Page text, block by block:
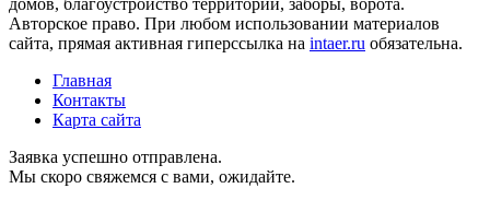
Авторское право. При любом использовании материалов
сайта, прямая активная гиперссылка на intaer.ru обязательна.
Главная
Контакты
Карта сайта
Заявка успешно отправлена.
Мы скоро свяжемся с вами, ожидайте.